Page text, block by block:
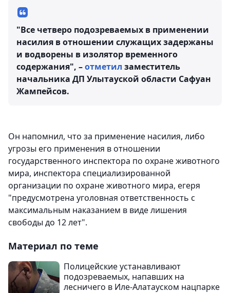
"Все четверо подозреваемых в применении
насилия в отношении служащих задержаны
и водворены в изолятор временного
содержания", –отметил заместитель
начальника ДП Улытауской области Сафуан
Жампейсов.
Он напомнил, что за применение насилия, либо
угрозы его применения в отношении
государственного инспектора по охране животного
мира, инспектора специализированной
организации по охране животного мира, егеря
"предусмотрена уголовная ответственность с
максимальным наказанием в виде лишения
свободы до 12 лет".
Материал по теме
Полицейские устанавливают
подозреваемых, напавших на
лесничего в Иле-Алатауском нацпарке